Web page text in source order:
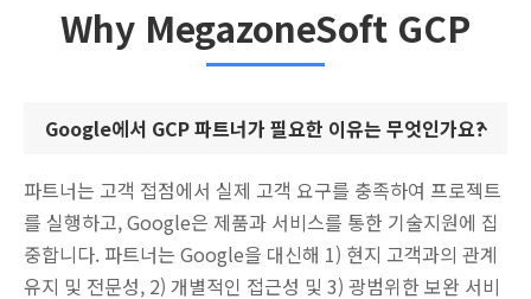
Why MegazoneSoft GCP
Google에서 GCP 파트너가 필요한 이유는 무엇인가요?
파트너는 고객 접점에서 실제 고객 요구를 충족하여 프로젝트
를 실행하고, Google은 제품과 서비스를 통한 기술지원에 집
중합니다. 파트너는 Google을 대신해 1) 현지 고객과의 관계
유지 및 전문성, 2) 개별적인 접근성 및 3) 광범위한 보완 서비